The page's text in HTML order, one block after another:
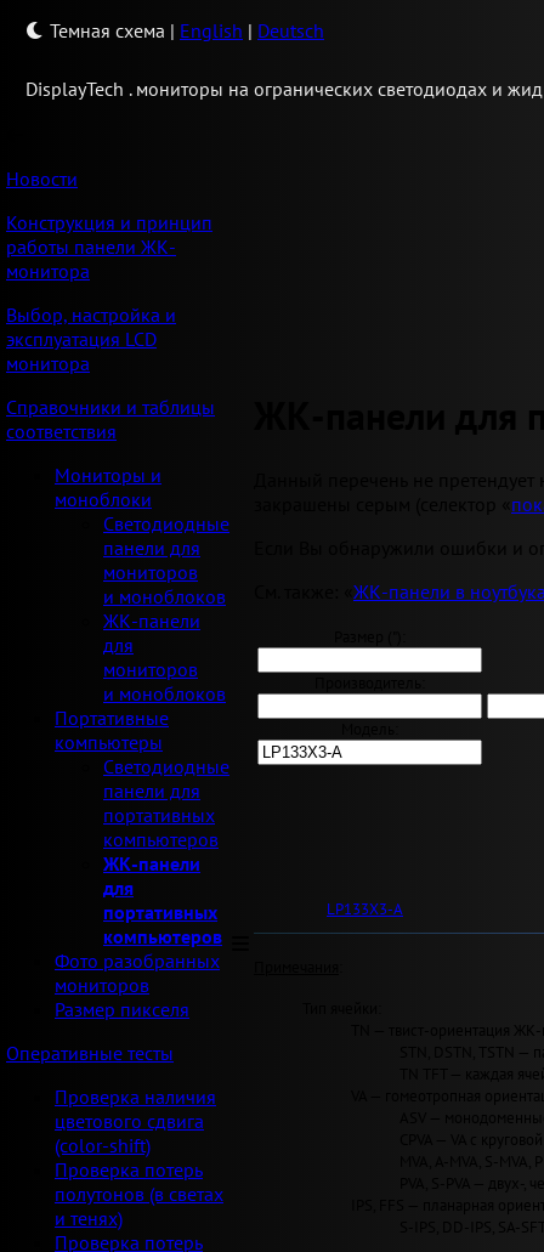
Темная схема | English | Deutsch
DisplayTech . мониторы на огранических светодиодах и
Новости
Конструкция и принцип
работы панели ЖК-
монитора
Выбор, настройка и
эксплуатация LCD
монитора
Справочники и таблицы
соответствия
Мониторы и
моноблоки
Светодиодные
панели для
мониторов
и моноблоков
ЖК-панели
для
мониторов
и моноблоков
Портативные
компьютеры
Светодиодные
панели для
портативных
компьютеров
ЖК-панели
для
портативных
компьютеров
Фото разобранных
мониторов
Размер пикселя
Оперативные тесты
Проверка наличия
цветового сдвига
(color-shift)
Проверка потерь
полутонов (в светах
и тенях)
Проверка потерь
ЖК-панели для
Данный перечень не
Если Вы обнаружили ошибки и
ЖК-панели в
LP133X3-A
TN — твист-ориентация
STN, DSTN, TSTN
TN TFT — каждая
VA — гомеотропная
ASV —
CPVA — VA с
MVA, A-MVA, S-
PVA, S-PVA — двух-
IPS, FFS — планарная
S-IPS, DD-IPS, SA-